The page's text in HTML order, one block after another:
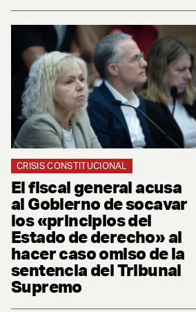
CRISIS CONSTITUCIONAL
El fiscal general acusa
al Gobierno de socavar
los «principios del
Estado de derecho» al
hacer caso omiso de la
sentencia del Tribunal
Supremo